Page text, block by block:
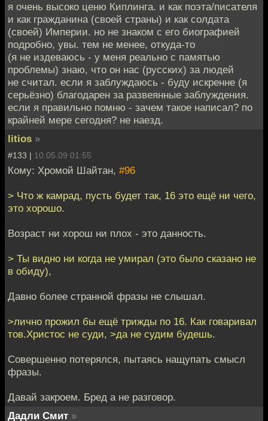
я очень высоко ценю Киплинга. и как поэта/писателя
и как гражданина (своей страны) и как солдата
(своей) Империи. но не знаком с его биографией
подробно, увы. тем не менее, откуда-то
(я не издеваюсь - у меня реально с памятью
проблемы) знаю, что он нас (русских) за людей
не считал. если я заблуждаюсь - буду искренне (я
серьёзно) благодарен за развеянные заблуждения.
если я правильно помню - зачем такое написал? по
крайней мере сегодня? не наезд.
litios »
#133 | 10.05.09 01:55
Кому: Хромой Шайтан, #96
> Что ж камрад, пусть будет так, 16 это ещё ни чего,
это хорошо.
Возраст ни хорош ни плох - это данность.
> Ты видно ни когда не умирал (это было сказано не
в обиду),
Давно более странной фразы не слышал.
>лично прожил бы ещё трижды по 16. Как говаривал
тов.Христос не суди, >да не судим будешь.
Совершенно потерялся, пытаясь нащупать смысл
фразы.
Давай закроем. Бред а не разговор.
Дадли Смит »